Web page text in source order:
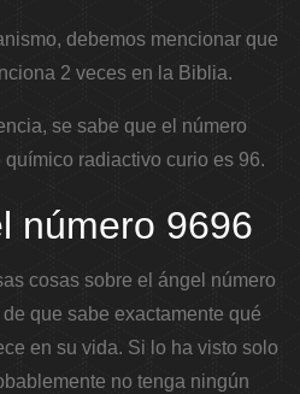
debemos mencionar que
2 veces en la Biblia.
se sabe que el número
radiactivo curio es 96.
número 9696
cosas sobre el ángel número
que sabe exactamente qué
en su vida. Si lo ha visto solo
no tenga ningún